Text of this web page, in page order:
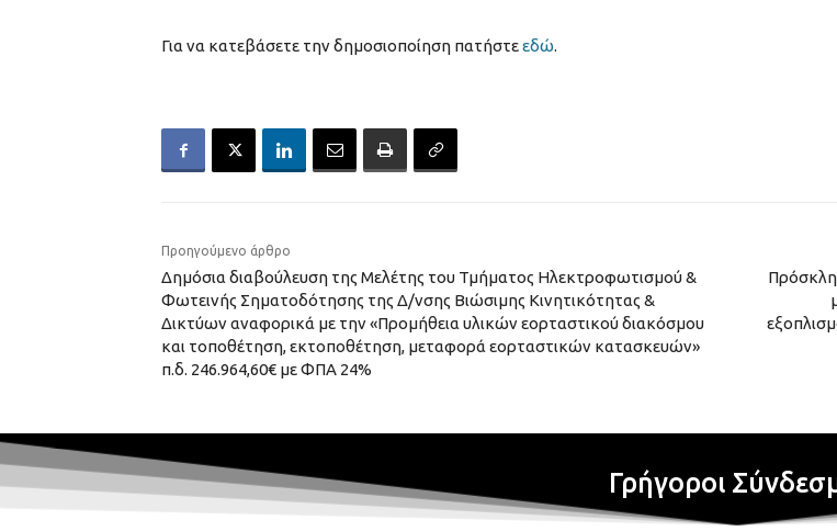
Για να κατεβάσετε την δημοσιοποίηση πατήστεεδώ.
Προηγούμενο άρθρο
Δημόσια διαβούλευση της Μελέτης του Τμήματος Ηλεκτροφωτισμού &
Φωτεινής Σηματοδότησης της Δ/νσης Βιώσιμης Κινητικότητας &
Δικτύων αναφορικά με την «Προμήθεια υλικών εορταστικού διακόσμου
και τοποθέτηση, εκτοποθέτηση, μεταφορά εορταστικών κατασκευών»
π.δ. 246.964,60€ με ΦΠΑ 24%
Γρήγοροι